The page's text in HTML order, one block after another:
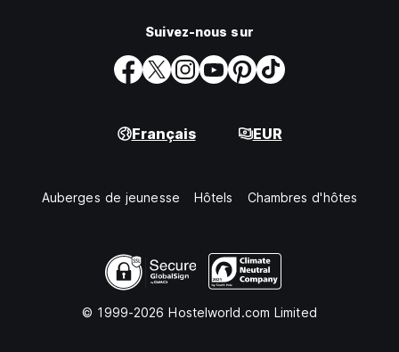
Suivez-nous sur
Français EUR
Auberges de jeunesse Hôtels Chambres d'hôtes
© 1999-2026 Hostelworld.com Limited